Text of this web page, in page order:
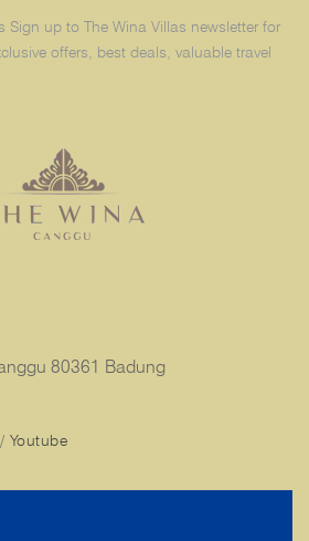
Sign up to The Wina Villas newsletter for
offers, best deals, valuable travel
80361 Badung
/ Youtube